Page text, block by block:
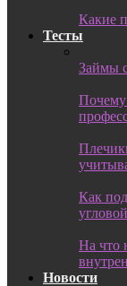
Какие
Тесты
Займы
Почему
Как
На что
Новости